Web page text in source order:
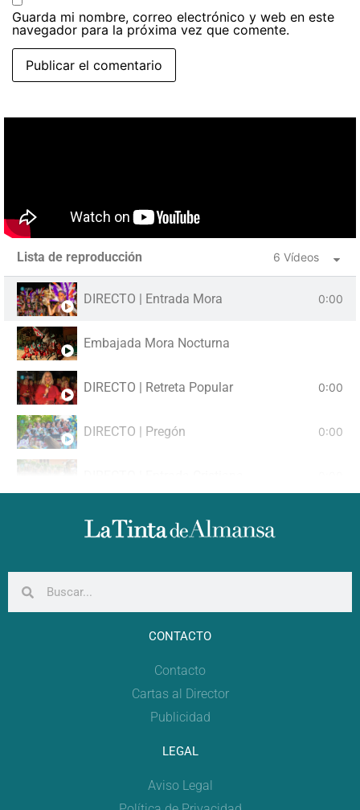
Guarda mi nombre, correo electrónico y web en este
navegador para la próxima vez que comente.
Lista de reproducción 6 Vídeos
DIRECTO | Entrada Mora 0:00
Embajada Mora Nocturna
DIRECTO | Retreta Popular 0:00
DIRECTO | Pregón 0:00
DIRECTO | Gran Desfile Festero
CONTACTO
Contacto
Cartas al Director
Publicidad
LEGAL
Aviso Legal